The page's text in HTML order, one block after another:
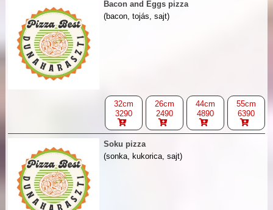
Bacon and Eggs pizza
(bacon, tojás, sajt)
32cm
3290
26cm
2490
44cm
4890
55cm
6390
Soku pizza
(sonka, kukorica, sajt)